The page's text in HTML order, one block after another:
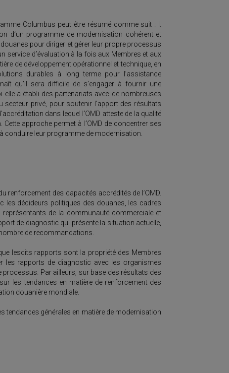
Columbus peut être résumé comme suit : I.
d’un programme de modernisation cohérent et
pour diriger et gérer leur propre processus
service d’évaluation à la fois aux Membres et aux
de développement opérationnel et technique, en
durables à long terme pour l’assistance
qu’il sera difficile de s’engager à fournir une
a établi des partenariats avec de nombreuses
secteur privé, pour soutenir l’apport des résultats
dans lequel l’OMD atteste de la qualité
approche permet à l’OMD de concentrer ses
conduire leur programme de modernisation.
renforcement des capacités accrédités de l’OMD.
les décideurs politiques des douanes, les cadres
de la communauté commerciale et
de diagnostic qui présente la situation actuelle,
de recommandations.
lesdits rapports sont la propriété des Membres
les rapports de diagnostic avec les organismes
Par ailleurs, sur base des résultats des
les tendances en matière de renforcement des
douanière mondiale.
tendances générales en matière de modernisation